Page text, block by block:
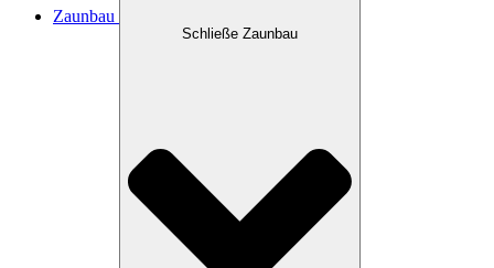
Zaunbau
Schließe Zaunbau